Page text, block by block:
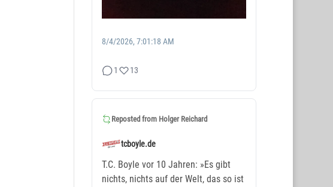
8/4/2026, 7:01:18 AM
1 13
Reposted from Holger Reichard
tcboyle.de
T.C. Boyle vor 10 Jahren: »Es gibt
nichts, nichts auf der Welt, das so ist